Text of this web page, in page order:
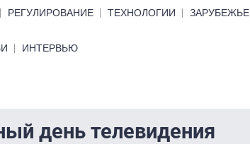
РЕГУЛИРОВАНИЕ ТЕХНОЛОГИИ ЗАРУБЕЖЬЕ
ИНТЕРВЬЮ
день телевидения